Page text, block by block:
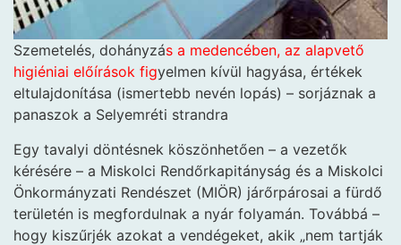
Szemetelés, dohányzás a medencében, az alapvető
higiéniai előírások figyelmen kívül hagyása, értékek
eltulajdonítása (ismertebb nevén lopás) – sorjáznak a
panaszok a Selyemréti strandra
Egy tavalyi döntésnek köszönhetően – a vezetők
kérésére – a Miskolci Rendőrkapitányság és a Miskolci
Önkormányzati Rendészet (MIÖR) járőrpárosai a fürdő
területén is megfordulnak a nyár folyamán. Továbbá –
hogy kiszűrjék azokat a vendégeket, akik „nem tartják